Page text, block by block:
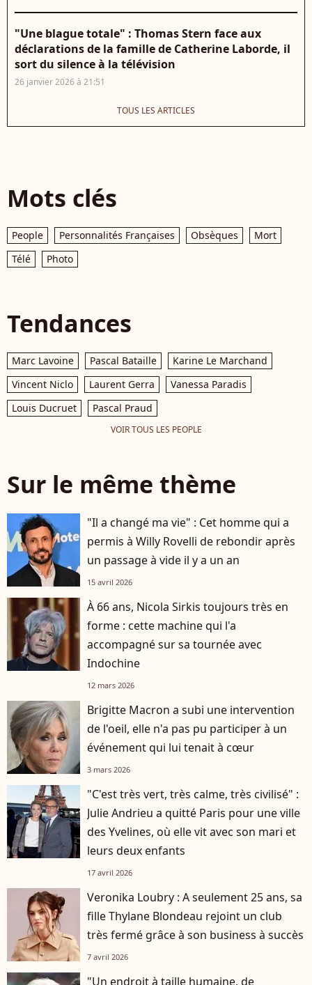
"Une blague totale" : Thomas Stern face aux
déclarations de la famille de Catherine Laborde, il
sort du silence à la télévision
26 janvier 2026 à 21:51
TOUS LES ARTICLES
Mots clés
People Personnalités Françaises Obsèques
Mort
Télé
Photo
Tendances
Marc Lavoine Pascal Bataille
Karine Le Marchand
Vincent Niclo
Laurent Gerra
Vanessa Paradis
Louis Ducruet
Pascal Praud
VOIR TOUS LES PEOPLE
Sur le même thème
"Il a changé ma vie" : Cet homme qui a
permis à Willy Rovelli de rebondir après
un passage à vide il y a un an
15 avril 2026
À 66 ans, Nicola Sirkis toujours très en
forme : cette machine qui l'a
accompagné sur sa tournée avec
Indochine
12 mars 2026
Brigitte Macron a subi une intervention
de l'oeil, elle n'a pas pu participer à un
événement qui lui tenait à cœur
3 mars 2026
"C'est très vert, très calme, très civilisé" :
Julie Andrieu a quitté Paris pour une ville
des Yvelines, où elle vit avec son mari et
leurs deux enfants
17 avril 2026
Veronika Loubry : A seulement 25 ans, sa
fille Thylane Blondeau rejoint un club
très fermé grâce à son business à succès
7 avril 2026
"Un endroit à taille humaine, de